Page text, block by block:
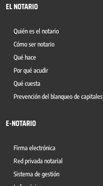
EL NOTARIO
Quién es el notario
Cómo ser notario
Qué hace
Por qué acudir
Qué cuesta
Prevención del blanqueo de capitales
E-NOTARIO
Firma electrónica
Red privada notarial
Sistema de gestión